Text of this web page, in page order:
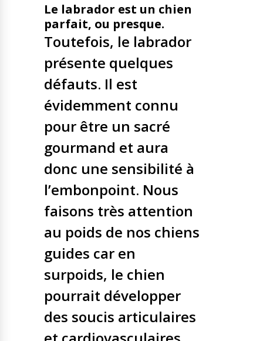
Le labrador est un chien
parfait, ou presque.
Toutefois, le labrador
présente quelques
défauts. Il est
évidemment connu
pour être un sacré
gourmand et aura
donc une sensibilité à
l’embonpoint. Nous
faisons très attention
au poids de nos chiens
guides car en
surpoids, le chien
pourrait développer
des soucis articulaires